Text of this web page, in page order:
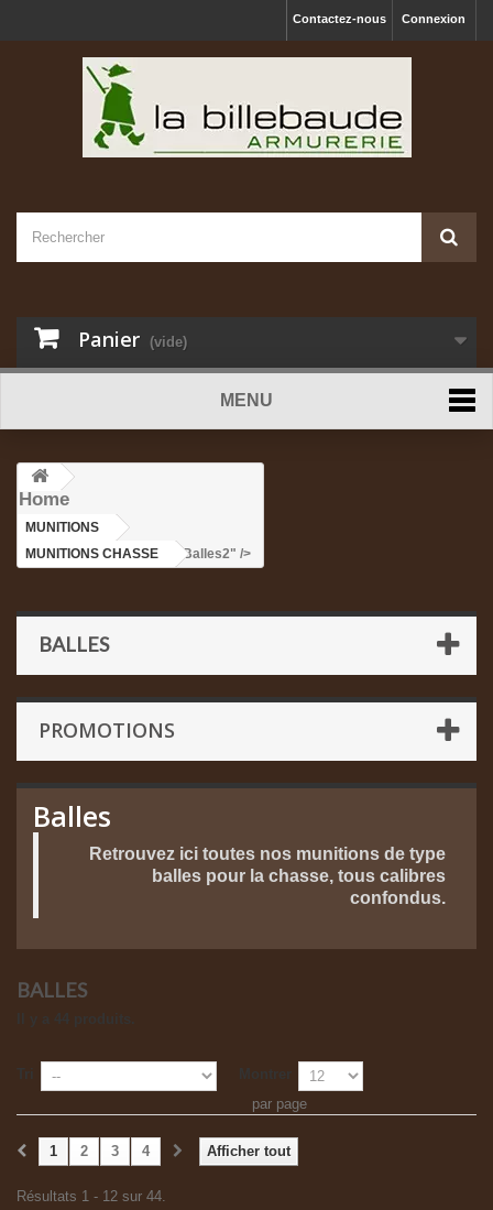
Connexion
Contactez-nous
Panier (vide)
MENU
Home
MUNITIONS
MUNITIONS CHASSE
>Balles2" />
BALLES
PROMOTIONS
Balles
Retrouvez ici toutes nos munitions de type
balles pour la chasse, tous calibres
confondus.
BALLES
par page
Afficher tout
1 2 3 4
Résultats 1 - 12 sur 44.